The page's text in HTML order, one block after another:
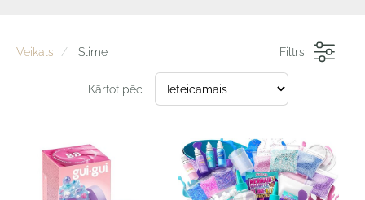
Veikals Slime Filtrs
Kārtot pēc